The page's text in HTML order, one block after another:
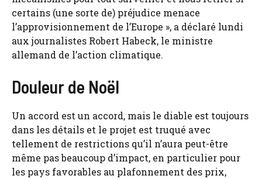
certains (une sorte de) préjudice menace
l’approvisionnement de l’Europe », a déclaré lundi
aux journalistes Robert Habeck, le ministre
allemand de l’action climatique.
Douleur de Noël
Un accord est un accord, mais le diable est toujours
dans les détails et le projet est truqué avec
tellement de restrictions qu’il n’aura peut-être
même pas beaucoup d’impact, en particulier pour
les pays favorables au plafonnement des prix,